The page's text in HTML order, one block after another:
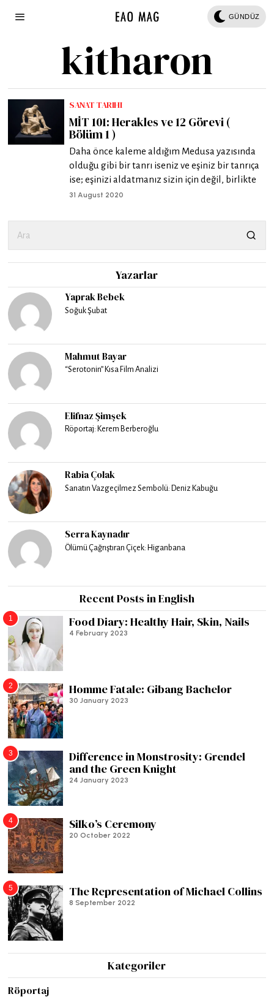
GÜNDÜZ
kitharon
SANAT TARIHI
MİT 101: Herakles ve 12 Görevi (
Bölüm 1 )
Daha önce kaleme aldığım Medusa yazısında
olduğu gibi bir tanrı iseniz ve eşiniz bir tanrıça
ise; eşinizi aldatmanız sizin için değil, birlikte
31 August 2020
Yazarlar
Yaprak Bebek
Soğuk Şubat
Mahmut Bayar
“Serotonin” Kısa Film Analizi
Elifnaz Şimşek
Röportaj: Kerem Berberoğlu
Rabia Çolak
Sanatın Vazgeçilmez Sembolü: Deniz Kabuğu
Serra Kaynadır
Ölümü Çağrıştıran Çiçek: Higanbana
Recent Posts in English
1 Food Diary: Healthy Hair, Skin, Nails
4 February 2023
2 Homme Fatale: Gibang Bachelor
30 January 2023
3
Difference in Monstrosity: Grendel
and the Green Knight
24 January 2023
4 Silko’s Ceremony
20 October 2022
5 The Representation of Michael Collins
8 September 2022
Kategoriler
Röportaj